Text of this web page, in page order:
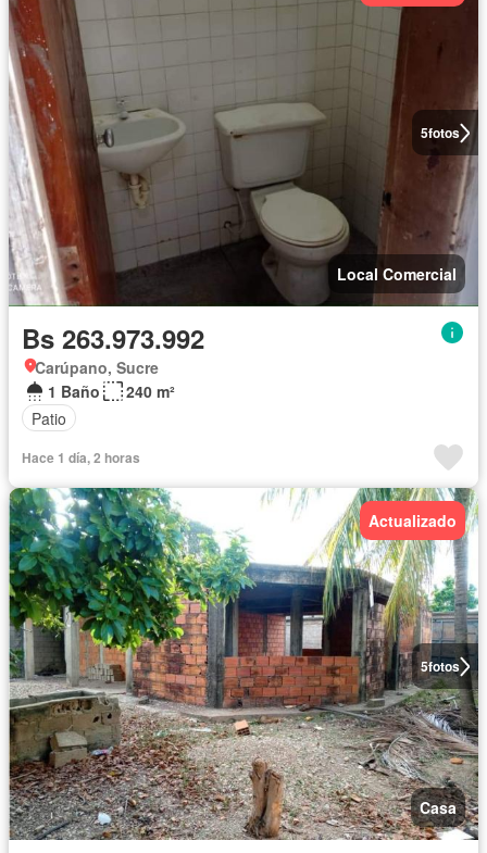
5fotos
Local Comercial
Bs 263.973.992
Carúpano, Sucre
1 Baño
240 m²
Patio
Hace 1 día, 2 horas
5fotos
Actualizado
Casa